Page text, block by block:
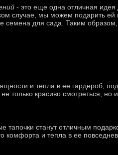
- это еще одна отличная
случае, мы можем подарить
семена для сада. Таким
и тепла в ее гардероб,
только красиво смотреться, но
станут отличным
комфорта и тепла в ее